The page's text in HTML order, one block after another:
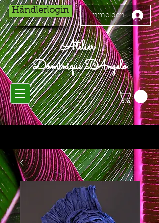
Händlerlogin
Anmelden
Atelier
Dominique D'Angelo